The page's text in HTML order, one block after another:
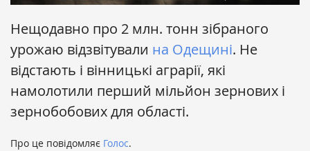
Нещодавно про 2 млн. тонн зібраного
урожаю відзвітували на Одещині. Не
відстають і вінницькі аграрії, які
намолотили перший мільйон зернових і
зернобобових для області.
Про це повідомляє Голос.